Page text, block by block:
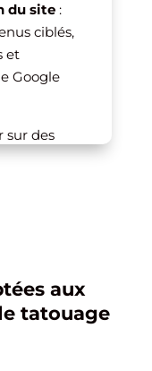
du site:
ciblés,
et
Google
sur des
aux
tatouage